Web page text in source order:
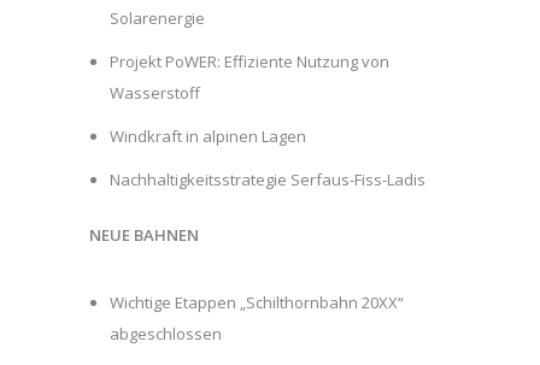
Solarenergie
Projekt PoWER: Effiziente Nutzung von
Wasserstoff
Windkraft in alpinen Lagen
Nachhaltigkeitsstrategie Serfaus-Fiss-Ladis
NEUE BAHNEN
Wichtige Etappen „Schilthornbahn 20XX“
abgeschlossen